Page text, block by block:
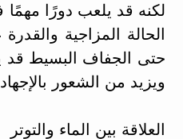
لكنه قد يلعب دورًا مهمًا
الحالة المزاجية
حتى الجفاف البسيط قد
ويزيد من الشعور
العلاقة بين الماء والتوتر